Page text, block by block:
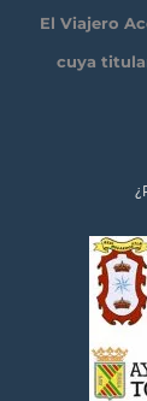
El Viajero
cuya